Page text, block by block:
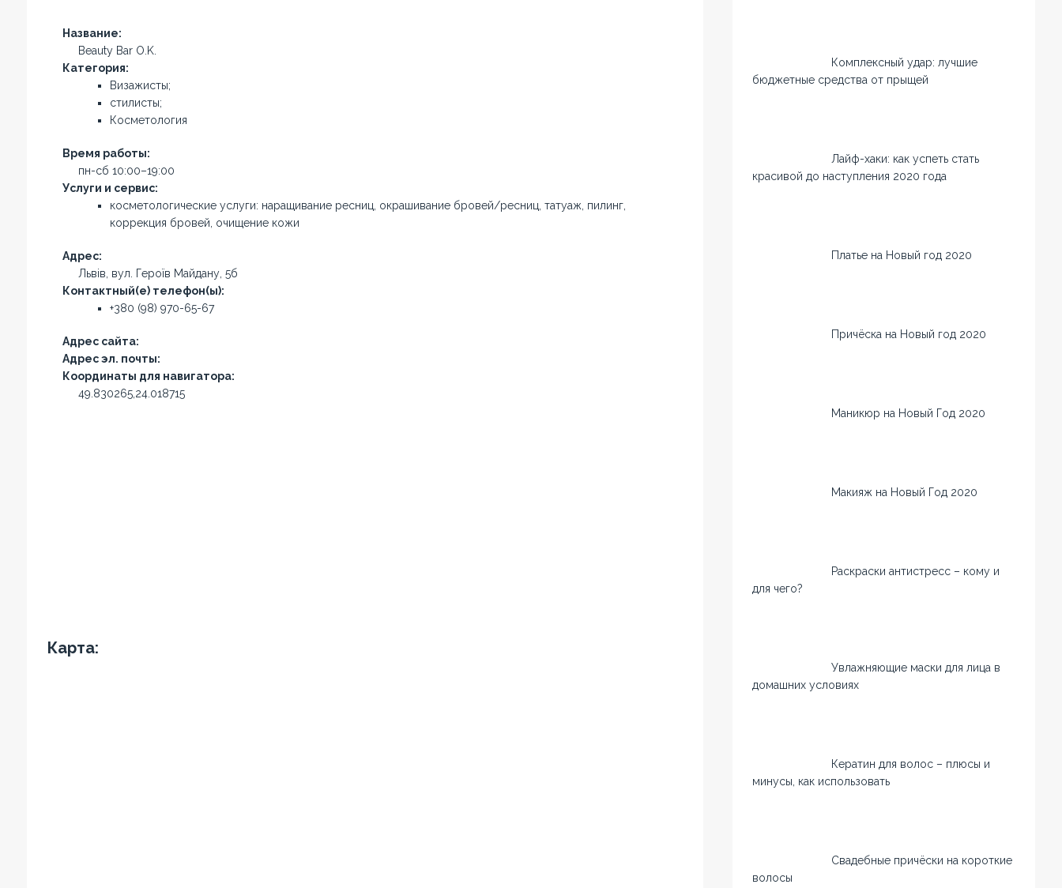
Название:
Beauty Bar O.K.
Категория:
Визажисты;
стилисты;
Косметология
Время работы:
пн-сб 10:00–19:00
Услуги и сервис:
косметологические услуги: наращивание ресниц, окрашивание бровей/ресниц, татуаж, пилинг,
коррекция бровей, очищение кожи
Адрес:
Львів, вул. Героїв Майдану, 5б
Контактный(е) телефон(ы):
+380 (98) 970-65-67
Адрес сайта:
Адрес эл. почты:
Координаты для навигатора:
49.830265,24.018715
Карта:
Комплексный удар: лучшие
бюджетные средства от прыщей
Лайф-хаки: как успеть стать
красивой до наступления 2020 года
Платье на Новый год 2020
Причёска на Новый год 2020
Маникюр на Новый Год 2020
Макияж на Новый Год 2020
Раскраски антистресс – кому и
для чего?
Увлажняющие маски для лица в
домашних условиях
Кератин для волос – плюсы и
минусы, как использовать
Свадебные причёски на короткие
волосы